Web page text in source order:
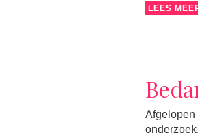
LEES
Afgelopen
onderzoek.